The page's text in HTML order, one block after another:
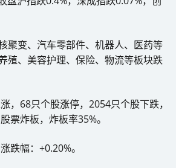
聚变、汽车零部件、机器人、医药等
殖、美容护理、保险、物流等板块跌
，68只个股涨停，2054只个股下跌，
票炸板，炸板率35%。
跌幅：+0.20%。